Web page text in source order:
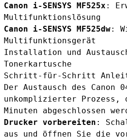
Canon i-SENSYS MF525x :
Multifunktionslösung
Canon i-SENSYS MF525dw:
Multifunktionsgerät
Installation und
Tonerkartusche
Schritt-für-Schritt
Der Austausch des Canon
unkomplizierter Prozess,
Minuten abgeschlossen
Drucker vorbereiten :
aus und öffnen Sie die